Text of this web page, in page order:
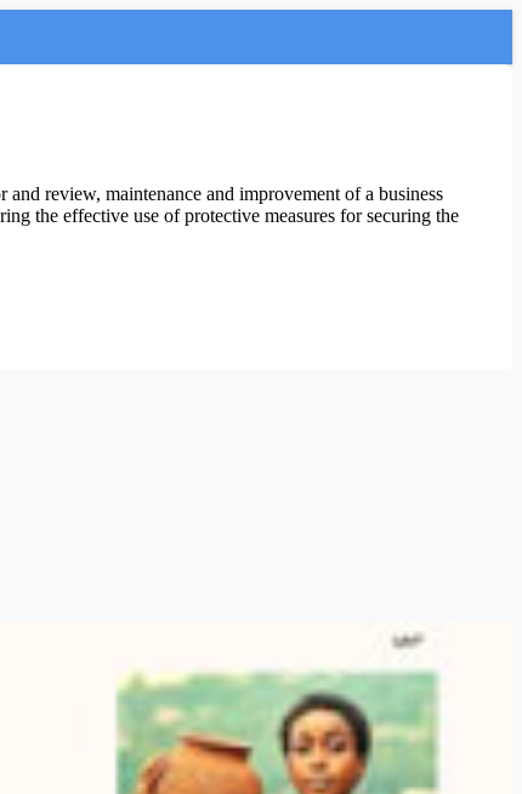
review, maintenance and improvement of a business
the effective use of protective measures for securing the